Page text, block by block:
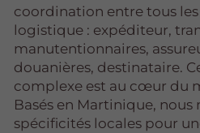
coordination entre tous
logistique : expéditeur,
manutentionnaires,
douanières, destinataire.
complexe est au cœur du
Basés en Martinique, nous
spécificités locales pour